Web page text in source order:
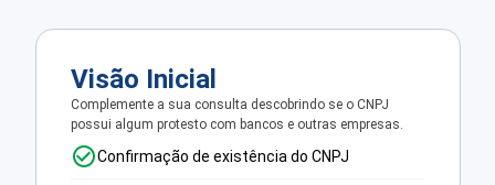
Visão Inicial
Complemente a sua consulta descobrindo se o CNPJ
possui algum protesto com bancos e outras empresas.
Confirmação de existência do CNPJ